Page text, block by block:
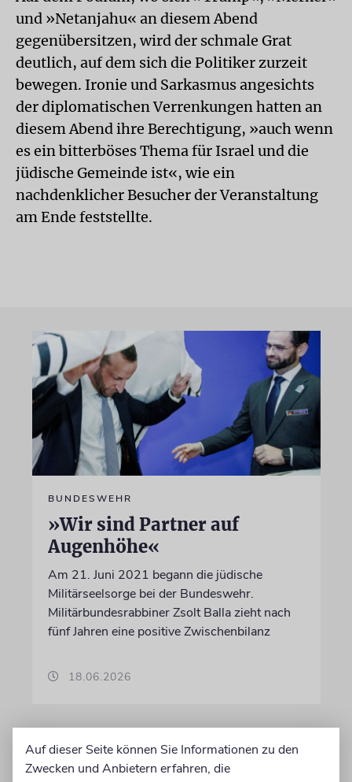
und »Netanjahu« an diesem Abend
gegenübersitzen, wird der schmale Grat
deutlich, auf dem sich die Politiker zurzeit
bewegen. Ironie und Sarkasmus angesichts
der diplomatischen Verrenkungen hatten an
diesem Abend ihre Berechtigung, »auch wenn
es ein bitterböses Thema für Israel und die
jüdische Gemeinde ist«, wie ein
nachdenklicher Besucher der Veranstaltung
am Ende feststellte.
BUNDESWEHR
»Wir sind Partner auf
Augenhöhe«
Am 21. Juni 2021 begann die jüdische
Militärseelsorge bei der Bundeswehr.
Militärbundesrabbiner Zsolt Balla zieht nach
fünf Jahren eine positive Zwischenbilanz
18.06.2026
Auf dieser Seite können Sie Informationen zu den
Zwecken und Anbietern erfahren, die